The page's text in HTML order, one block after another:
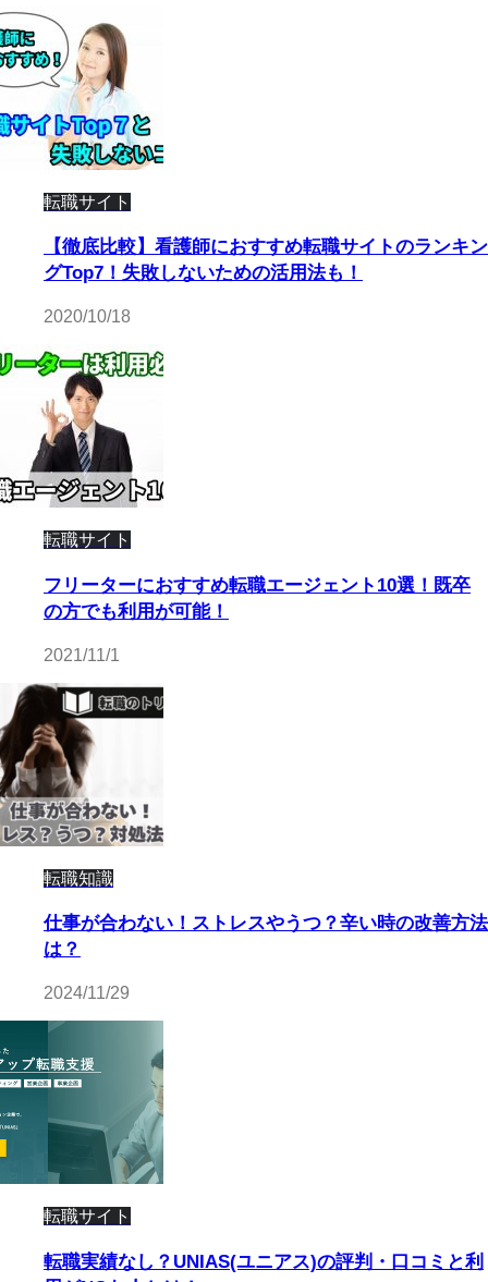
転職サイト
【徹底比較】看護師におすすめ転職サイトのランキン
グTop7！失敗しないための活用法も！
2020/10/18
転職サイト
フリーターにおすすめ転職エージェント10選！既卒
の方でも利用が可能！
2021/11/1
転職知識
仕事が合わない！ストレスやうつ？辛い時の改善方法
は？
2024/11/29
転職サイト
転職実績なし？UNIAS(ユニアス)の評判・口コミと利